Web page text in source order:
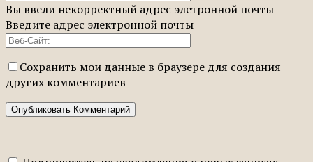
Вы ввели некорректный адрес элетронной почты
Введите адрес электронной почты
Сохранить мои данные в браузере для создания
других комментариев